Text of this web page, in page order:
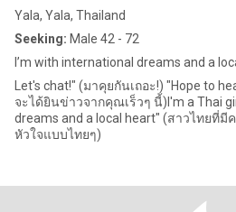
Yala, Yala, Thailand
Seeking: Male 42 - 72
I’m with international dreams and a
Let's chat!" (มาคุยกันเถอะ!) "Hope to hear from you soon!" (หวังว่า
จะได้ยินข่าวจากคุณเร็วๆ นี้)I'm a Thai
dreams and a local heart" (สาวไทยที่
หัวใจแบบไทยๆ)